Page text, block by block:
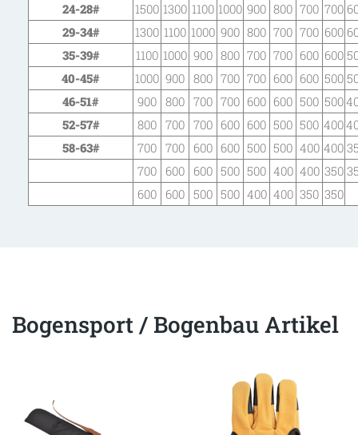
24-28# 1500 1300 1100 1000 900 800 700 700
29-34# 1300 1100 1000 900 800 700 700 600
35-39# 1100 1000 900 800 700 700 600 600
40-45# 1000 900 800 700 700 600 600 500
46-51# 900 800 700 700 600 600 500 500
52-57# 800 700 700 600 600 500 500 400
58-63# 700 700 600 600 500 500 400 400
700 600 600 500 500 400 400 350
600 600 500 500 400 400 350 350
Bogensport / Bogenbau Artikel